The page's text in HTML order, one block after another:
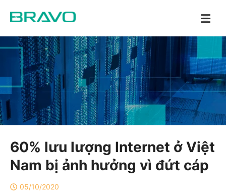
60% lưu lượng Internet ở Việt
Nam bị ảnh hưởng vì đứt cáp
05/10/2020